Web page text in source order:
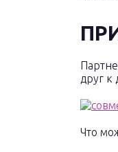
друг к
Что